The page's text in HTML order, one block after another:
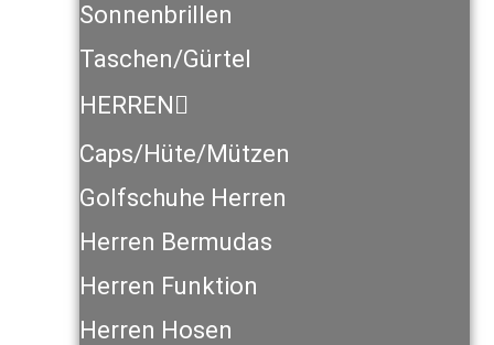
Sonnenbrillen
Taschen/Gürtel
HERREN
Caps/Hüte/Mützen
Golfschuhe Herren
Herren Bermudas
Herren Funktion
Herren Hosen